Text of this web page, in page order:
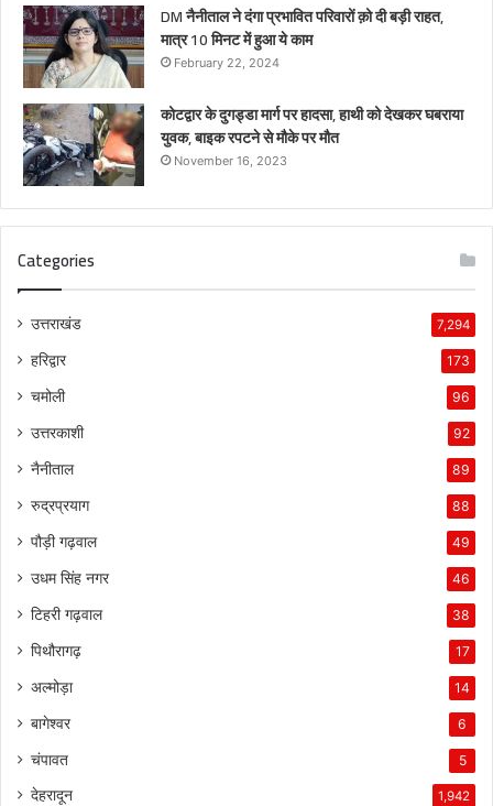
DM नैनीताल ने दंगा प्रभावित परिवारों क़ो दी बड़ी राहत,
मात्र 10 मिनट में हुआ ये काम
February 22, 2024
कोटद्वार के दुगड्डा मार्ग पर हादसा, हाथी को देखकर घबराया
युवक, बाइक रपटने से मौके पर मौत
November 16, 2023
Categories
उत्तराखंड 7,294
हरिद्वार 173
चमोली 96
उत्तरकाशी 92
नैनीताल 89
रुद्रप्रयाग 88
पौड़ी गढ़वाल 49
उधम सिंह नगर 46
टिहरी गढ़वाल 38
पिथौरागढ़ 17
अल्मोड़ा 14
बागेश्वर 6
चंपावत 5
देहरादून 1,942